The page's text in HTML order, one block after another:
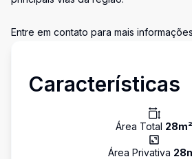
Entre em contato para mais
Características
Área Total 28m²
Área Privativa 28